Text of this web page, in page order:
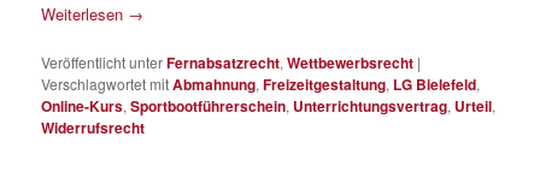
Weiterlesen →
Veröffentlicht unterFernabsatzrecht,Wettbewerbsrecht |
Verschlagwortet mitAbmahnung,Freizeitgestaltung, LG Bielefeld,
Online-Kurs,Sportbootführerschein, Unterrichtungsvertrag, Urteil,
Widerrufsrecht